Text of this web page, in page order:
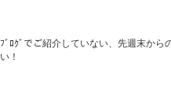
ﾌﾞﾛｸﾞでご紹介していない、先週末か
い！